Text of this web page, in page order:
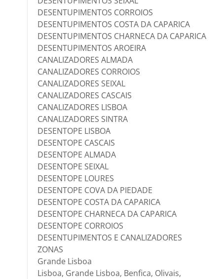
DESENTUPIMENTOS CORROIOS
DESENTUPIMENTOS COSTA DA CAPARICA
DESENTUPIMENTOS CHARNECA DA CAPARICA
DESENTUPIMENTOS AROEIRA
CANALIZADORES ALMADA
CANALIZADORES CORROIOS
CANALIZADORES SEIXAL
CANALIZADORES CASCAIS
CANALIZADORES LISBOA
CANALIZADORES SINTRA
DESENTOPE LISBOA
DESENTOPE CASCAIS
DESENTOPE ALMADA
DESENTOPE SEIXAL
DESENTOPE LOURES
DESENTOPE COVA DA PIEDADE
DESENTOPE COSTA DA CAPARICA
DESENTOPE CHARNECA DA CAPARICA
DESENTOPE CORROIOS
DESENTUPIMENTOS E CANALIZADORES
ZONAS
Grande Lisboa
Lisboa, Grande Lisboa, Benfica, Olivais,